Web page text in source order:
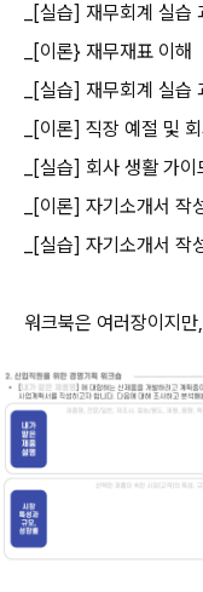
_[실습] 재무회계 실습
_[이론} 재무재표 이해
_[실습] 재무회계 실습
_[이론] 직장 예절 및
_[실습] 회사 생활 가이
_[이론] 자기소개서 작
_[실습] 자기소개서 작
워크북은 여러장이지